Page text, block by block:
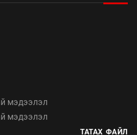
мэдээлэл
мэдээлэл
ТАТАХ ФАЙЛ